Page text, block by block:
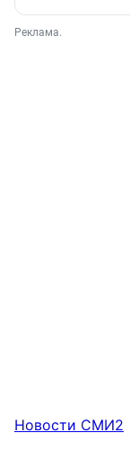
Реклама.
Новости СМИ2